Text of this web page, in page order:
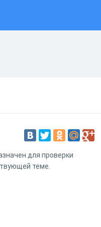
для проверки
теме.